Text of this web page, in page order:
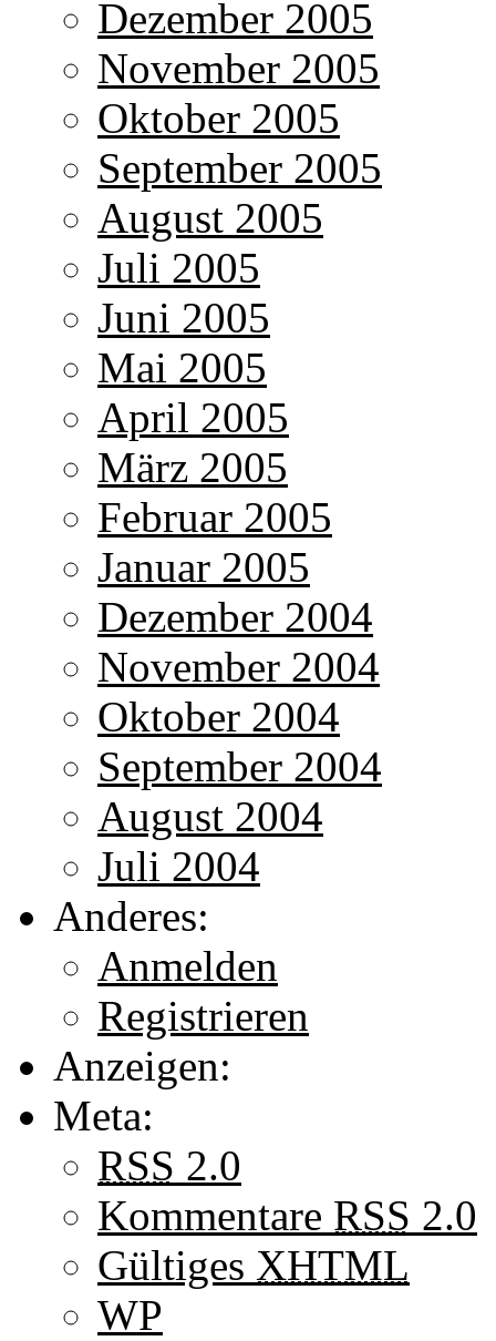
Dezember 2005
November 2005
Oktober 2005
September 2005
August 2005
Juli 2005
Juni 2005
Mai 2005
April 2005
März 2005
Februar 2005
Januar 2005
Dezember 2004
November 2004
Oktober 2004
September 2004
August 2004
Juli 2004
Anderes:
Anmelden
Registrieren
Anzeigen:
Meta:
RSS 2.0
Kommentare RSS 2.0
Gültiges XHTML
WP